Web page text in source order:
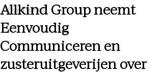
Overnames
Allkind Group neemt
Eenvoudig
Communiceren en
zusteruitgeverijen over